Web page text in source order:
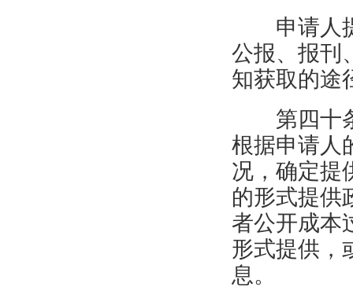
申请人
公报、报刊
知获取的途
第四十
根据申请人
况，确定提
的形式提供
者公开成本
形式提供，
息。